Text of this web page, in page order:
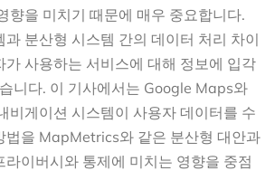
향을 미치기 때문에 매우 중요합니다.
과 분산형 시스템 간의 데이터 처리 차이
가 사용하는 서비스에 대해 정보에 입각
니다. 이 기사에서는 Google Maps와
비게이션 시스템이 사용자 데이터를 수
법을 MapMetrics와 같은 분산형 대안과
라이버시와 통제에 미치는 영향을 중점